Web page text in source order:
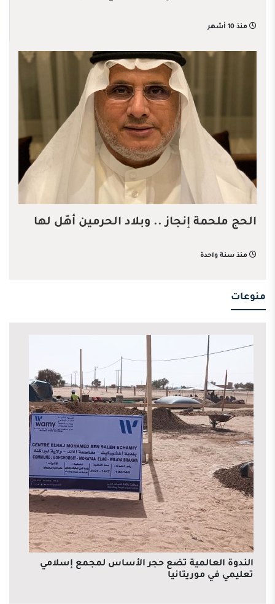
منذ 10 أشهر
الحج ملحمة إنجاز .. وبلاد الحرمين أهّل لها
منذ سنة واحدة
منوعات
الندوة العالمية تضع حجر الأساس لمجمع إسلامي
تعليمي في موريتانيا